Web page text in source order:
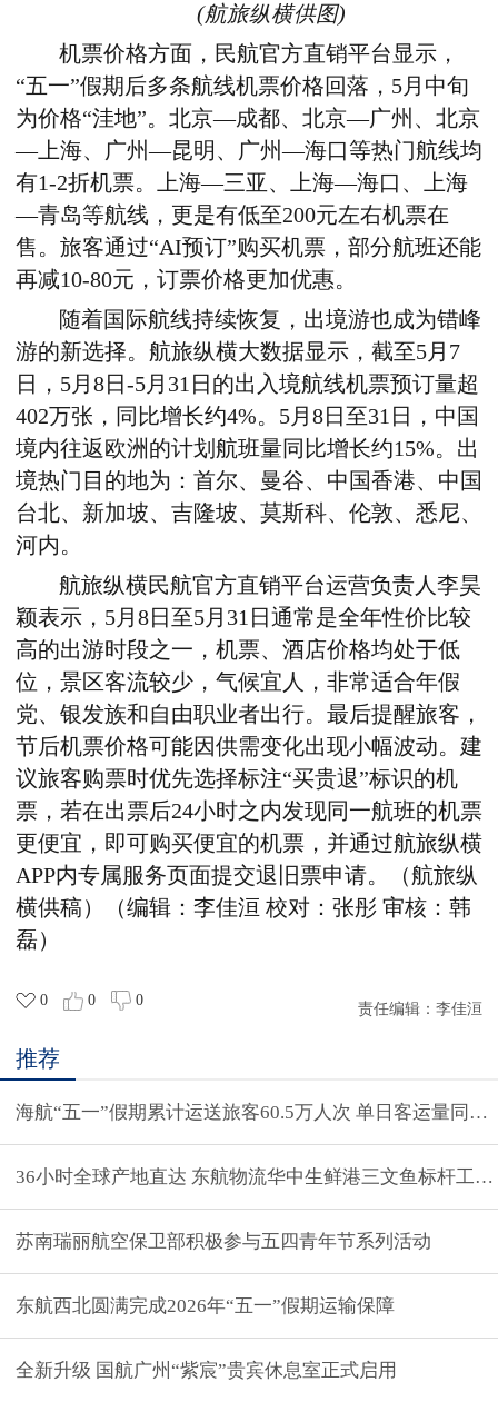
(航旅纵横供图)
机票价格方面， 民航官方直销平台显示，
“五一”假期 后多条航线机票价格回落，5月中旬
为价格“洼地”。北京—成都、北京—广州、北京
—上海、广州—昆明、广州—海口等热门航线均
有1-2折机票。上海—三亚、上海—海口、上海
—青岛等航线，更是有低至200元左右机票在
售。旅客通过“AI预订”购买机票，部分航班还能
再减10-80元，订票价格更加优惠。
随着国际航线持续恢复，出境游也成为错峰
游的新选择。航旅纵横大数据显示，截至5月7
日，5月8日-5月31日的出入境航线机票预订量超
402万张，同比增长约4%。5月8日至31日，中国
境内往返欧洲的计划航班量同比增长约15%。出
境热门目的地为：首尔、曼谷、中国香港、中国
台北、新加坡、吉隆坡、莫斯科、伦敦、悉尼、
河内。
航旅纵横民航官方直销平台运营负责人李昊
颖表示，5月8日至5月31日通常是全年性价比较
高的出游时段之一，机票、酒店价格均处于低
位，景区客流较少，气候宜人，非常适合年假
党、银发族和自由职业者出行。最后提醒旅客，
节后机票价格可能因供需变化出现小幅波动。建
议旅客购票时优先选择标注“买贵退”标识的机
票，若在出票后24小时之内发现同一航班的机票
更便宜， 即可购买便宜的机票，并通过航旅纵横
APP内专属服务页面提交退 旧票申请。
（航旅纵
横供稿）
（编辑：李佳洹 校对：张彤 审核：韩
磊）
0 0 0
责任编辑： 李佳洹
推荐
海航“五一”假期累计运送旅客60.5万人次 单日客运量同比
36小时全球产地直达 东航物流华中生鲜港三文鱼标杆工厂
苏南瑞丽航空保卫部积极参与五四青年节系列活动
东航西北圆满完成2026年“五一”假期运输保障
全新升级 国航广州“紫宸”贵宾休息室正式启用